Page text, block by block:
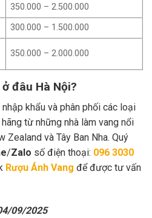
350.000 – 2.500.000
300.000 – 1.500.000
350.000 – 2.000.000
đâu Hà Nội?
khẩu và phân phối các loại
từ những nhà làm vang nổi
Zealand và Tây Ban Nha. Quý
/Zalo số điện thoại: 096 3030
Rượu Ánh Vang để được tư vấn
09/2025